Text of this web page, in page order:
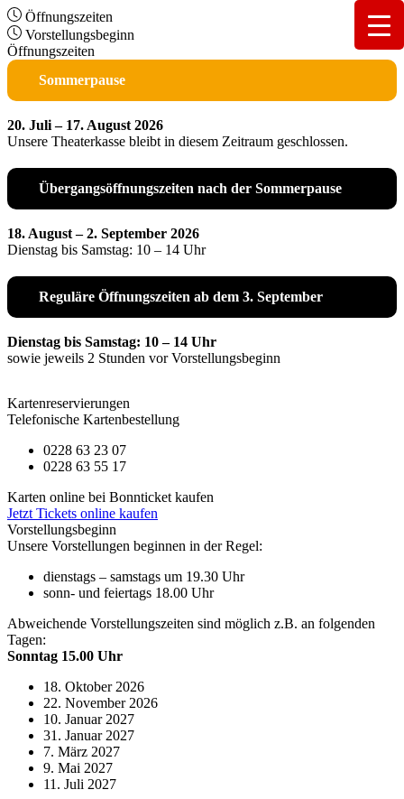
Öffnungszeiten
Vorstellungsbeginn
Öffnungszeiten
Sommerpause
20. Juli – 17. August 2026
Unsere Theaterkasse bleibt in diesem Zeitraum geschlossen.
Übergangsöffnungszeiten nach der Sommerpause
18. August – 2. September 2026
Dienstag bis Samstag: 10 – 14 Uhr
Reguläre Öffnungszeiten ab dem 3. September
Dienstag bis Samstag: 10 – 14 Uhr
sowie jeweils 2 Stunden vor Vorstellungsbeginn
Kartenreservierungen
Telefonische Kartenbestellung
0228 63 23 07
0228 63 55 17
Karten online bei Bonnticket kaufen
Jetzt Tickets online kaufen
Vorstellungsbeginn
Unsere Vorstellungen beginnen in der Regel:
dienstags – samstags um 19.30 Uhr
sonn- und feiertags 18.00 Uhr
Abweichende Vorstellungszeiten sind möglich z.B. an folgenden
Tagen:
Sonntag 15.00 Uhr
18. Oktober 2026
22. November 2026
10. Januar 2027
31. Januar 2027
7. März 2027
9. Mai 2027
11. Juli 2027